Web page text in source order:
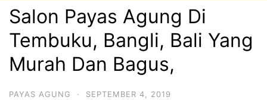
Salon Payas Agung Di
Tembuku, Bangli, Bali Yang
Murah Dan Bagus,
PAYAS AGUNG · SEPTEMBER 4, 2019